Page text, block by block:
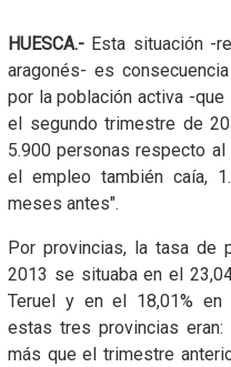
HUESCA.- Esta situación -
aragonés- es
por la población activa -
el segundo trimestre de
5.900 personas respecto
el empleo también caía,
meses antes".
Por provincias, la tasa de
2013 se situaba en el
Teruel y en el 18,01% en
estas tres provincias
más que el trimestre